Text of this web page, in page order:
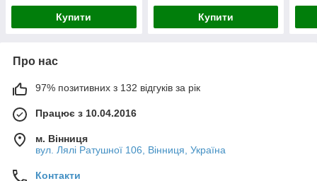
Купити Купити
Про нас
97% позитивних з 132 відгуків за рік
Працює з 10.04.2016
м. Вінниця
вул. Лялі Ратушної 106, Вінниця, Україна
Контакти